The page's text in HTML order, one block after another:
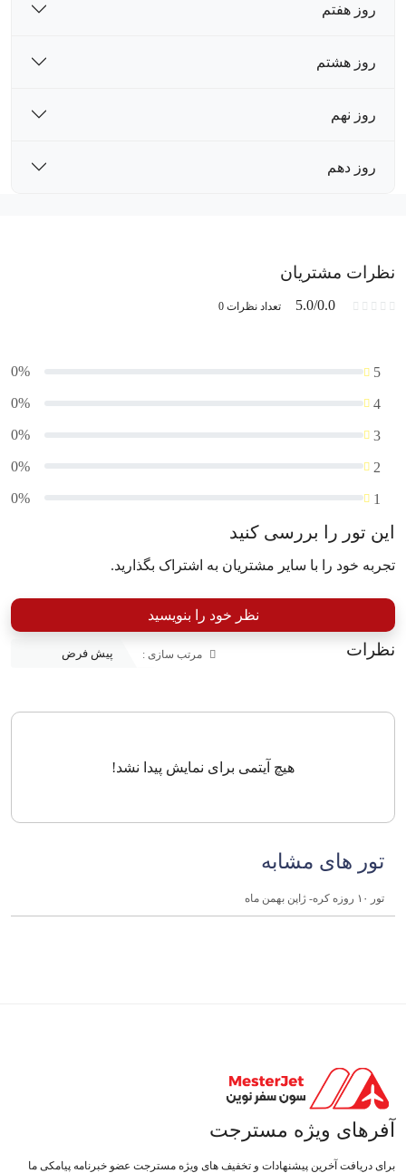
روز هفتم
روز هشتم
روز نهم
روز دهم
نظرات مشتریان
5.0/0.0 تعداد نظرات 0
5
0%
4
0%
3
0%
2
0%
1
0%
این تور را بررسی کنید
تجربه خود را با سایر مشتریان به اشتراک بگذارید.
نظر خود را بنویسید
نظرات مرتب سازی :
هیچ آیتمی برای نمایش پیدا نشد!
تور های مشابه
تور ۱۰ روزه کره- ژاپن بهمن ماه
آفرهای ویژه مسترجت
برای دریافت آخرین پیشنهادات و تخفیف های ویژه مسترجت عضو خبرنامه پیامکی ما